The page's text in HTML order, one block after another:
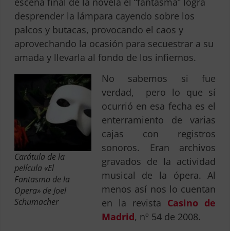
desprender la lámpara cayendo sobre los
palcos y butacas, provocando el caos y
aprovechando la ocasión para secuestrar a su
amada y llevarla al fondo de los infiernos.
Carátula de la
película «El
Fantasma de la
Opera» de Joel
Schumacher
No sabemos si fue
verdad, pero lo que sí
ocurrió en esa fecha es el
enterramiento de varias
cajas con registros
sonoros. Eran archivos
gravados de la actividad
musical de la ópera. Al
menos así nos lo cuentan
en la revista Casino de
Madrid, nº 54 de 2008.